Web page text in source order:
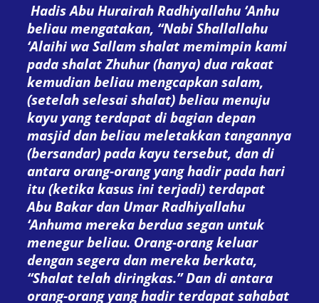
Hadis Abu Hurairah Radhiyallahu ‘Anhu
beliau mengatakan, “Nabi Shallallahu
‘Alaihi wa Sallam shalat memimpin kami
pada shalatZhuhur (hanya) dua rakaat
kemudian beliau mengcapkan salam,
(setelah selesai shalat) beliau menuju
kayu yang terdapat di bagian depan
masjid dan beliau meletakkan tangannya
(bersandar) pada kayu tersebut, dan di
antara orang-orang yang hadir pada hari
itu (ketika kasus ini terjadi) terdapat
Abu Bakar dan Umar Radhiyallahu
‘Anhuma mereka berdua segan untuk
menegur beliau. Orang-orang keluar
dengan segera dan mereka berkata,
“Shalat telah diringkas.” Dan di antara
orang-orang yang hadir terdapat sahabat